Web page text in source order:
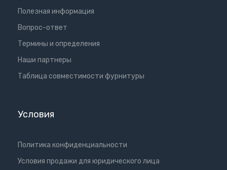
Полезная информация
Вопрос-ответ
Термины и определения
Наши партнеры
Таблица совместимости фурнитуры
Условия
Политика конфиденциальности
Условия продажи для юридического лица